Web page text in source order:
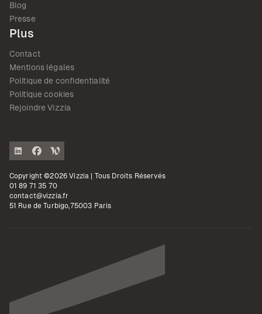
Blog
Presse
Plus
Contact
Mentions légales
Politique de confidentialité
Politique cookies
Rejoindre Vizzia
Copyright ©2026 Vizzia | Tous Droits Réservés
01 89 71 35 70
contact@vizzia.fr
51 Rue de Turbigo,75003 Paris